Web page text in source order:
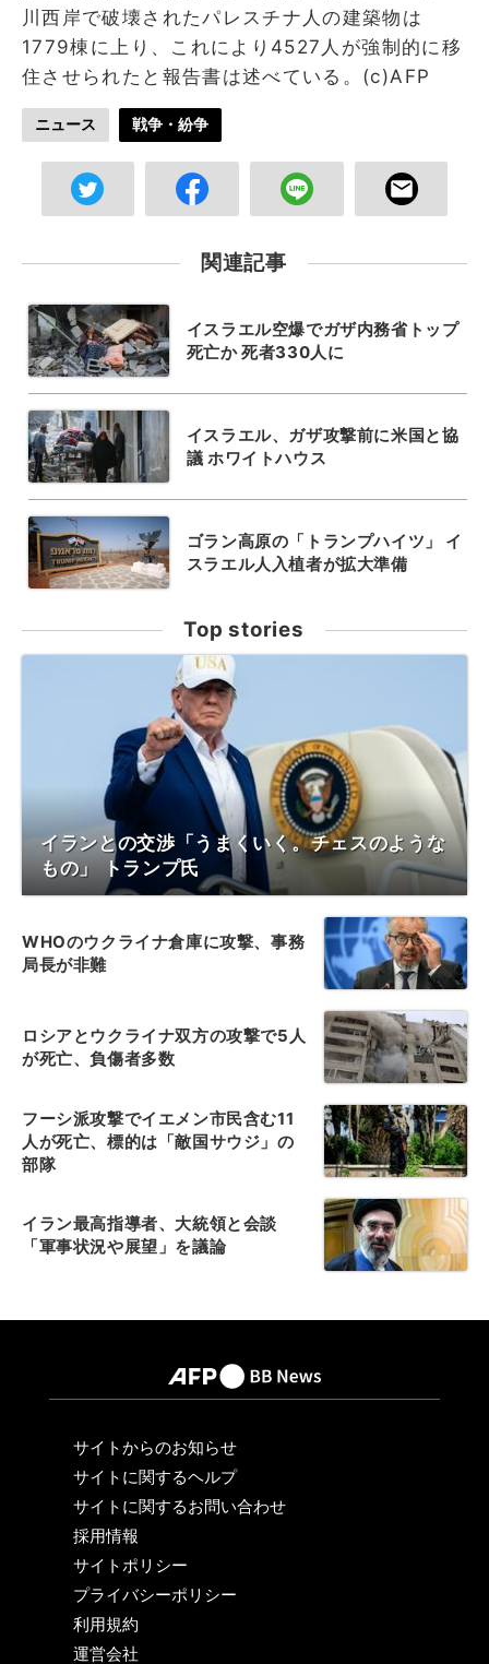
川西岸で破壊されたパレスチナ人の建築物は
1779棟に上り、これにより4527人が強制的に移
住させられたと報告書は述べている。(c)AFP
ニュース 戦争・紛争
関連記事
イスラエル空爆でガザ内務省トップ
死亡か 死者330人に
イスラエル、ガザ攻撃前に米国と協
議 ホワイトハウス
ゴラン高原の「トランプハイツ」 イ
スラエル人入植者が拡大準備
Top stories
イランとの交渉「うまくいく。チェスのような
もの」 トランプ氏
WHOのウクライナ倉庫に攻撃、事務
局長が非難
ロシアとウクライナ双方の攻撃で5人
が死亡、負傷者多数
フーシ派攻撃でイエメン市民含む11
人が死亡、標的は「敵国サウジ」の
部隊
イラン最高指導者、大統領と会談
「軍事状況や展望」を議論
サイトからのお知らせ
サイトに関するヘルプ
サイトに関するお問い合わせ
採用情報
サイトポリシー
プライバシーポリシー
利用規約
運営会社